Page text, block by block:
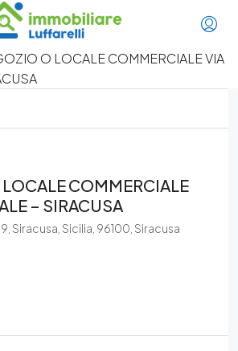
COMMERCIALE
– SIRACUSA
Siracusa, Sicilia, 96100, Siracusa